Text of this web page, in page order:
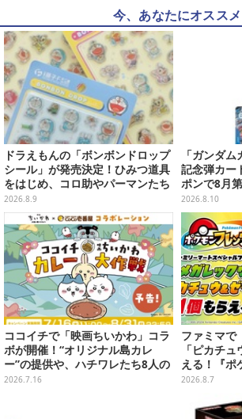
今、あなたにオススメ
ドラえもんの「ボンボンドロップ
シール」が発売決定！ひみつ道具
をはじめ、コロ助やパーマンたち
「藤子・F・不二雄」キャラも収
録の全2種類
2026.8.9
「ガンダ
記念弾カー
ポンで8月
νガンダム
0種
2026.8.10
ココイチで「映画ちいかわ」コラ
ボが開催！“オリジナル島カレ
ー”の提供や、ハチワレたち8人の
スプーン置きフィギュアをプレゼ
2026.7.16
ファミマで
「ピカチ
える！『ポ
ンペーンが
2026.8.7